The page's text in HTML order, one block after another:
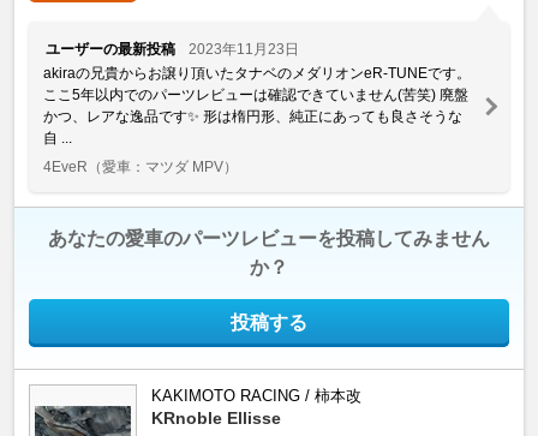
ユーザーの最新投稿
2023年11月23日
akiraの兄貴からお譲り頂いたタナベのメダリオンeR-TUNEです。
ここ5年以内でのパーツレビューは確認できていません(苦笑) 廃盤
かつ、レアな逸品です✨ 形は楕円形、純正にあっても良さそうな
自 ...
4EveR （愛車：マツダ MPV）
あなたの愛車のパーツレビューを投稿してみません
か？
投稿する
KAKIMOTO RACING / 柿本改
KRnoble Ellisse